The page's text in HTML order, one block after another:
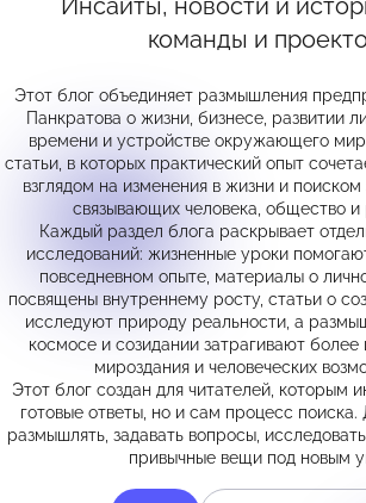
Инсайты, новости и
команды и
Этот блог объединяет размышления
Панкратова о жизни, бизнесе, развитии
времени и устройстве окружающего
статьи, в которых практический опыт
взглядом на изменения в жизни и поиском
связывающих человека, общество и
Каждый раздел блога раскрывает
исследований: жизненные уроки
повседневном опыте, материалы о
посвящены внутреннему росту, статьи о
исследуют природу реальности, а
космосе и созидании затрагивают
мироздания и человеческих
Этот блог создан для читателей, которым
готовые ответы, но и сам процесс поиска.
размышлять, задавать вопросы,
привычные вещи под новым